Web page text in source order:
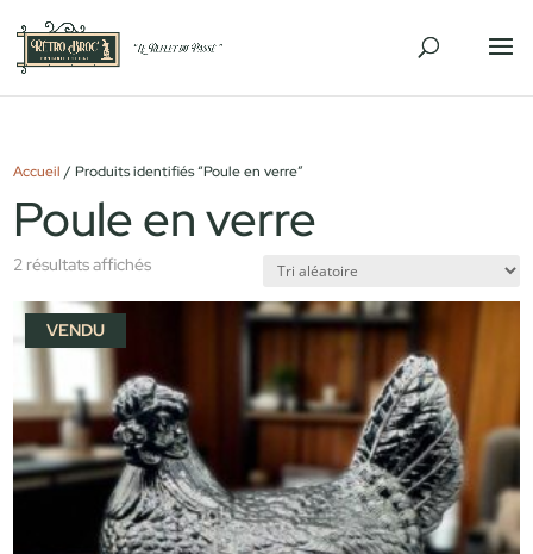
Accueil / Produits identifiés “Poule en verre”
Poule en verre
2 résultats affichés
VENDU